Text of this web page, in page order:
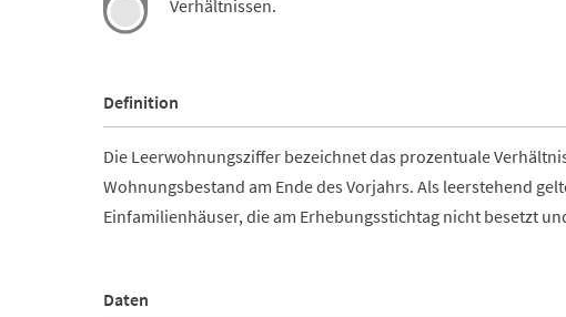
Verhältnissen.
Definition
Die Leerwohnungsziffer bezeichnet das prozentuale
Wohnungsbestand am Ende des Vorjahrs. Als leerstehend
Einfamilienhäuser, die am Erhebungsstichtag nicht besetzt
Daten